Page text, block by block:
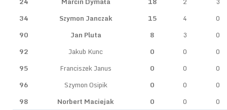
34
Szymon Janczak 15 4
0
90
Jan Pluta 8 3
0
92
Jakub Kunc 0 0
0
95
Franciszek Janus 0 0
0
96
Szymon Osipik 0 0
0
98
Norbert Maciejak 0 0
0